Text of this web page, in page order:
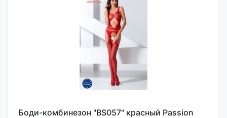
Боди-комбинезон "BS057" красный Passion